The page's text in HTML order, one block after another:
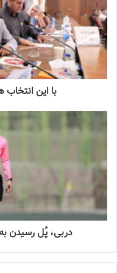
شماره 1054 روزنامه فوتبالز منتشر شد
12-25
شماره 900 روزنامه فوتبالز منتشر شد
06-14
شماره 918 روزنامه فوتبالز منتشر شد
07-07
با این انتخاب همه بهانه‌ها
عضو کمیته داوران
شهرآورد تهران گفت: با
امیدوارم بانوان داوری ما
با این انتخاب
دربی، پُل رسیدن